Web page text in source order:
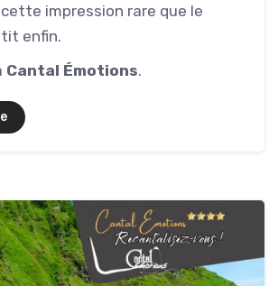
impression rare que le
enfin.
Cantal Émotions.